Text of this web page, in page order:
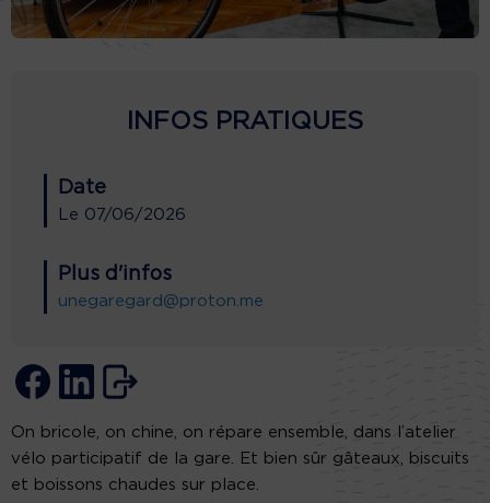
INFOS PRATIQUES
Date
Le 07/06/2026
Plus d'infos
unegaregard@proton.me
On bricole, on chine, on répare ensemble, dans l’atelier
vélo participatif de la gare. Et bien sûr gâteaux, biscuits
et boissons chaudes sur place.